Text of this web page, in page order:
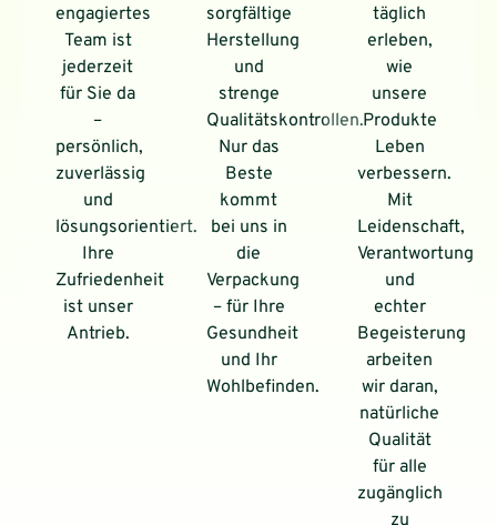
engagiertes
Team ist
jederzeit
für Sie da
–
persönlich,
zuverlässig
und
lösungsorientiert.
Ihre
Zufriedenheit
ist unser
Antrieb.
sorgfältige
Herstellung
und
strenge
Qualitätskontrollen.
Nur das
Beste
kommt
bei uns in
die
Verpackung
– für Ihre
Gesundheit
und Ihr
Wohlbefinden.
täglich
erleben,
wie
unsere
Produkte
Leben
verbessern.
Mit
Leidenschaft,
Verantwortung
und
echter
Begeisterung
arbeiten
wir daran,
natürliche
Qualität
für alle
zugänglich
zu